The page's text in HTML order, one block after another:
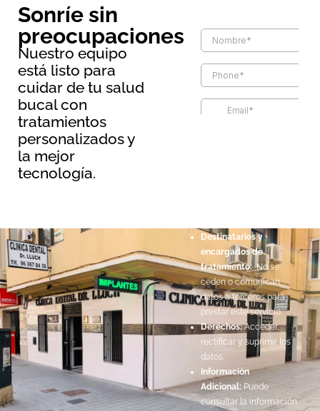
Destinatarios y
encargados de
tratamiento:No se
ceden o comunican
datos a terceros para
prestar este servicio.
Derechos:Acceder,
rectificar y suprimir los
datos.
Información
Adicional: Puede
consultar la información
Sonríe sin
preocupaciones
Nuestro equipo
está listo para
cuidar de tu salud
bucal con
tratamientos
personalizados y
la mejor
tecnología.